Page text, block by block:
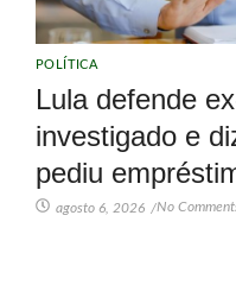
POLÍTICA
Lula defende
investigado e
pediu
agosto 6, 2026 /No